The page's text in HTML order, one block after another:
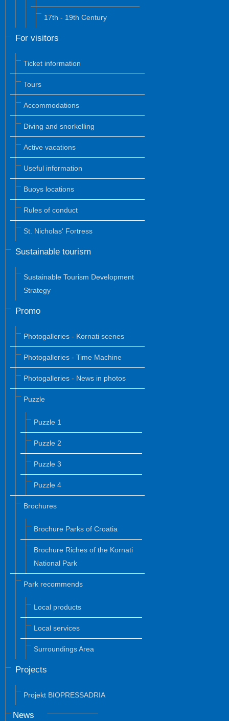
17th - 19th Century
For visitors
Ticket information
Tours
Accommodations
Diving and snorkelling
Active vacations
Useful information
Buoys locations
Rules of conduct
St. Nicholas' Fortress
Sustainable tourism
Sustainable Tourism Development
Strategy
Promo
Photogalleries - Kornati scenes
Photogalleries - Time Machine
Photogalleries - News in photos
Puzzle
Puzzle 1
Puzzle 2
Puzzle 3
Puzzle 4
Brochures
Brochure Parks of Croatia
Brochure Riches of the Kornati
National Park
Park recommends
Local products
Local services
Surroundings Area
Projects
Projekt BIOPRESSADRIA
News